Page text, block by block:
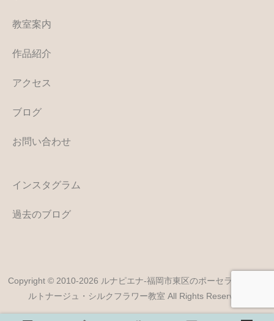
教室案内
作品紹介
アクセス
ブログ
お問い合わせ
インスタグラム
過去のブログ
Copyright © 2010-2026 ルナピエナ-福岡市東区のポーセラーツ・カ
ルトナージュ・シルクフラワー教室 All Rights Reserved.